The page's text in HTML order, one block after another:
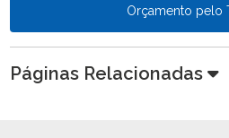
Orçamento pelo
Páginas Relacionadas